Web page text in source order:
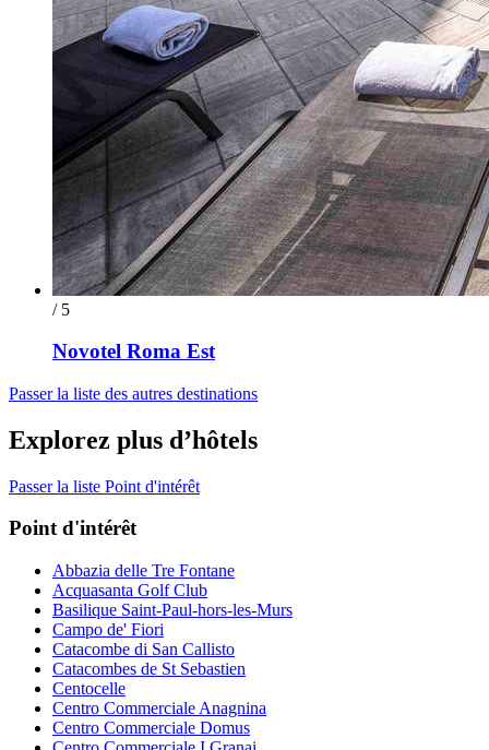
/ 5
Novotel Roma Est
Passer la liste des autres destinations
Explorez plus d’hôtels
Passer la liste Point d'intérêt
Point d'intérêt
Abbazia delle Tre Fontane
Acquasanta Golf Club
Basilique Saint-Paul-hors-les-Murs
Campo de' Fiori
Catacombe di San Callisto
Catacombes de St Sebastien
Centocelle
Centro Commerciale Anagnina
Centro Commerciale Domus